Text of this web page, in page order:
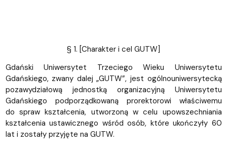
§ 1. [Charakter i cel GUTW]
Gdański Uniwersytet Trzeciego Wieku Uniwersytetu
Gdańskiego, zwany dalej „GUTW”, jest ogólnouniwersytecką
pozawydziałową jednostką organizacyjną Uniwersytetu
Gdańskiego podporządkowaną prorektorowi właściwemu
do spraw kształcenia, utworzoną w celu upowszechniania
kształcenia ustawicznego wśród osób, które ukończyły 60
lat i zostały przyjęte na GUTW.